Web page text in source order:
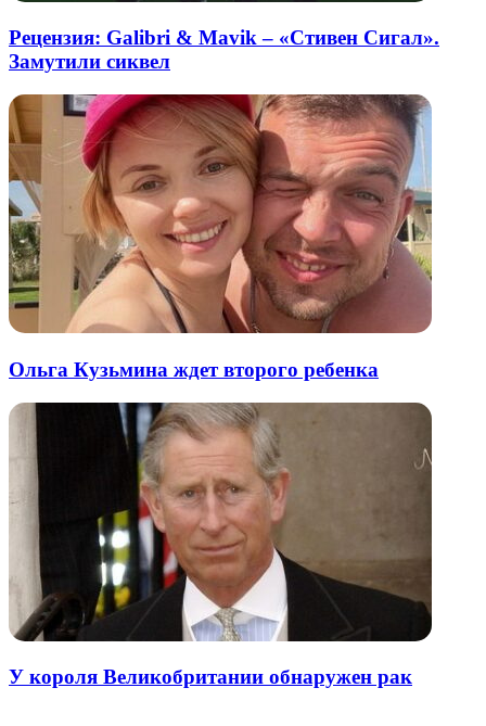
Рецензия: Galibri & Mavik – «Стивен Сигал».
Замутили сиквел
Ольга Кузьмина ждет второго ребенка
У короля Великобритании обнаружен рак